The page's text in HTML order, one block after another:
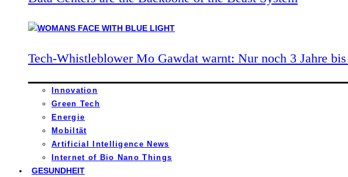
Tech-Whistleblower Mo Gawdat warnt: Nur noch 3 Jahre
Innovation
Green Tech
Energie
Mobiltät
Artificial Intelligence News
Internet of Bio Nano Things
GESUNDHEIT